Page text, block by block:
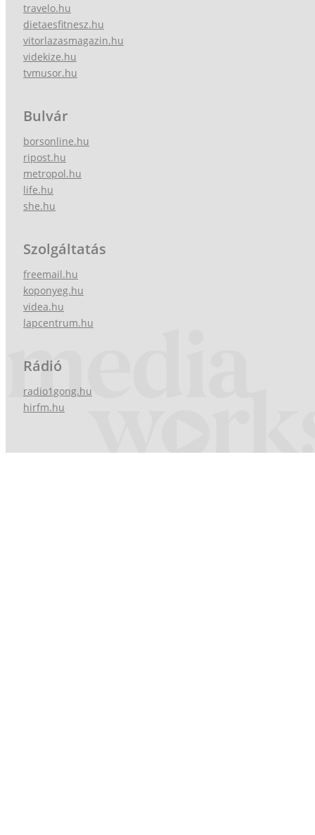
travelo.hu
dietaesfitnesz.hu
vitorlazasmagazin.hu
videkize.hu
tvmusor.hu
Bulvár
borsonline.hu
ripost.hu
metropol.hu
life.hu
she.hu
Szolgáltatás
freemail.hu
koponyeg.hu
videa.hu
lapcentrum.hu
Rádió
radio1gong.hu
hirfm.hu